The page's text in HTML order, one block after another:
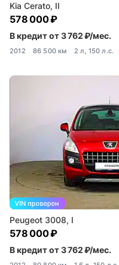
Kia Cerato, II
578 000 ₽
В кредит от 3 762 ₽/мес.
2012 86 500 км 2 л, 150 л.с.
Peugeot 3008, I
578 000 ₽
В кредит от 3 762 ₽/мес.